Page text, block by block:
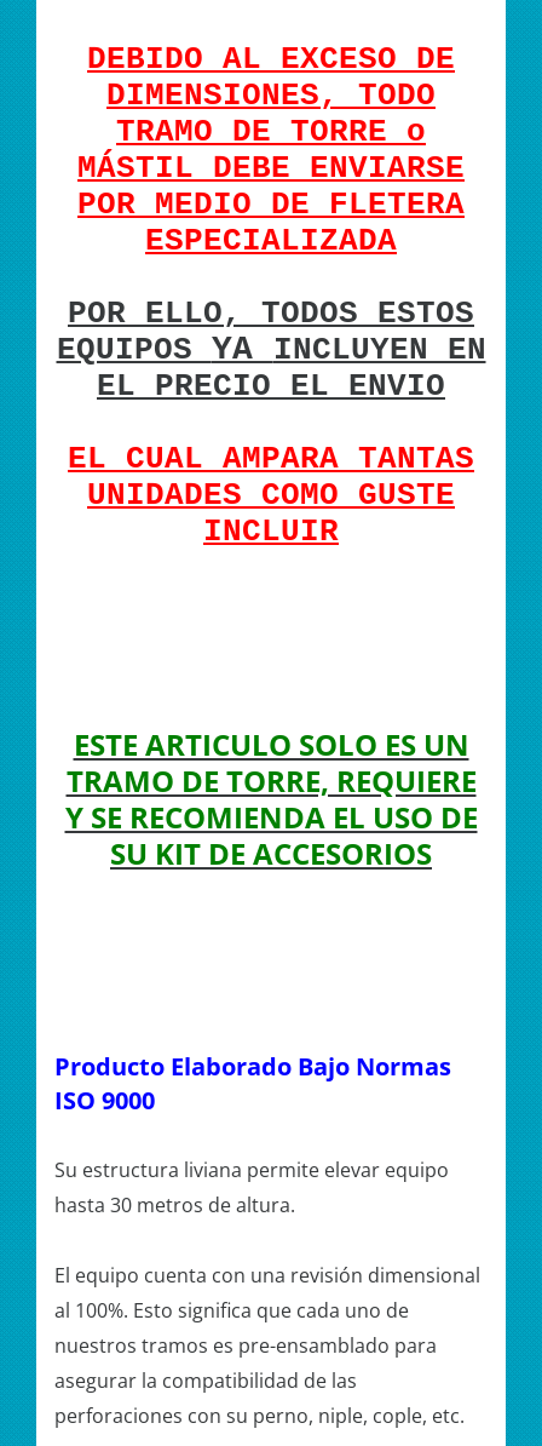
DEBIDO AL EXCESO DE
DIMENSIONES, TODO
TRAMO DE TORRE o
MÁSTIL DEBE ENVIARSE
POR MEDIO DE FLETERA
ESPECIALIZADA
POR ELLO, TODOS ESTOS
EQUIPOS YA INCLUYEN EN
EL PRECIO EL ENVIO
EL CUAL AMPARA TANTAS
UNIDADES COMO GUSTE
INCLUIR
ESTE ARTICULO SOLO ES UN
TRAMO DE TORRE, REQUIERE
Y SE RECOMIENDA EL USO DE
SU KIT DE ACCESORIOS
Producto Elaborado Bajo Normas
ISO 9000
Su estructura liviana permite elevar equipo
hasta 30 metros de altura.
El equipo cuenta con una revisión dimensional
al 100%. Esto significa que cada uno de
nuestros tramos es pre-ensamblado para
asegurar la compatibilidad de las
perforaciones con su perno, niple, cople, etc.